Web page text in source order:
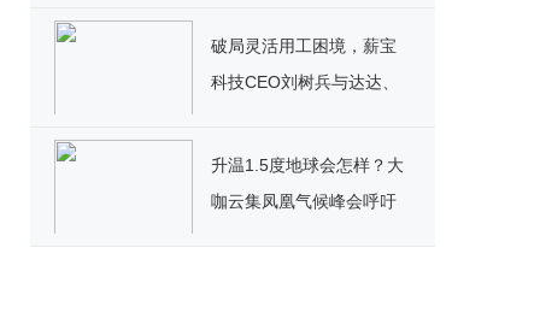
破局灵活用工困境，薪宝
科技CEO刘树兵与达达、
生态
升温1.5度地球会怎样？大
咖云集凤凰气候峰会呼吁